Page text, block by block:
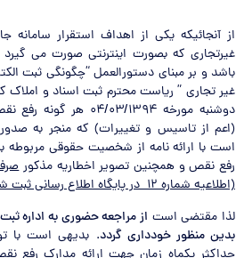
از آنجائیکه یکی از اهداف استقرار
غیرتجاری که بصورت اینترنتی صورت می
باشد و بر مبنای دستورالعمل “چگونگی ثبت
غیر تجاری ” ریاست محترم ثبت اسناد و املاک
دوشنبه مورخه ۰۴/۰۳/
(اعم از تاسیس و تغییرات) که منجر به
است با ارائه نامه از شخصیت حقوقی
رفع نقص و همچنین تصویر اخطاریه مذکور
(اطلاعیه شماره ۱۲ در پایگاه اطلاع رسانی ثبت شرکتها
لذا مقتضی است از مراجعه حضوری به اداره
بدین منظور خودداری گردد. بدیهی است با